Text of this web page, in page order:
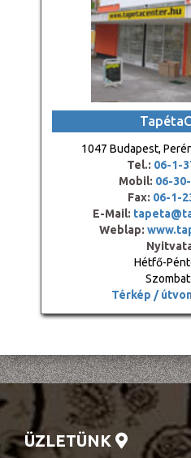
1047 Budapest,
Tel.: 06-1-
Mobil: 06-
Fax: 06-1-
E-Mail:
Weblap:
Hétfő-
Térkép /
ÜZLETÜNK